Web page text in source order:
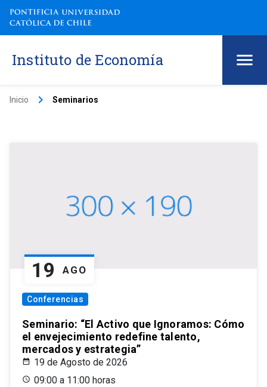
Instituto de Economía
Inicio keyboard_arrow_right Seminarios
19 AGO
Conferencias
Seminario: “El Activo que Ignoramos: Cómo
el envejecimiento redefine talento,
mercados y estrategia”
19 de Agosto de 2026
09:00 a 11:00 horas